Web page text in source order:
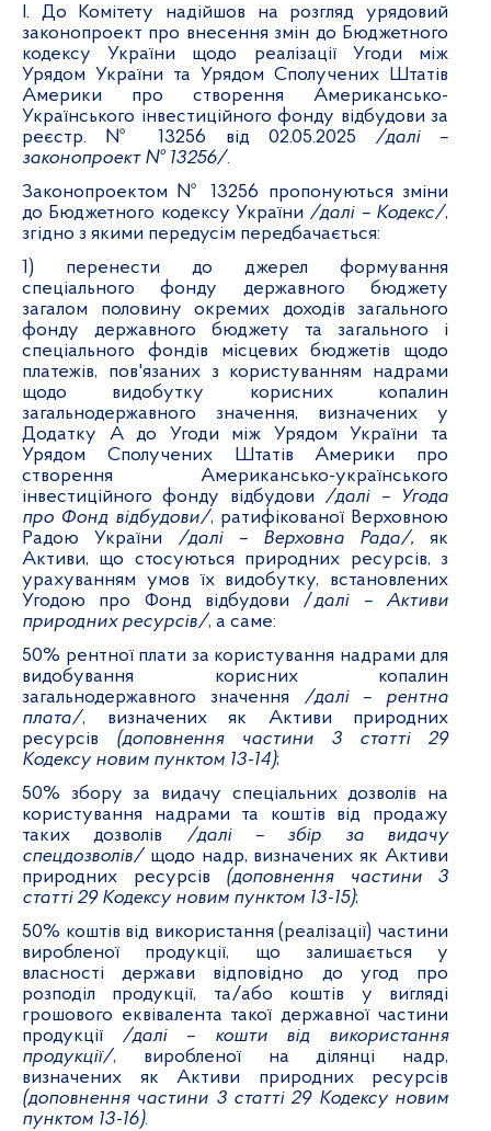
І. До Комітету надійшов на розгляд урядовий
законопроект про внесення змін до Бюджетного
кодексу України щодо реалізації Угоди між
Урядом України та Урядом Сполучених Штатів
Америки про створення Американсько-
Українського інвестиційного фонду відбудови за
реєстр.
№ 13256 від 02.05.2025 /далі –
законопроект № 13256/.
Законопроектом № 13256 пропонуються зміни
до Бюджетного кодексу України /далі – Кодекс/,
згідно з якими передусім передбачається:
1) перенести до джерел формування
спеціального фонду державного бюджету
загалом половину окремих доходів загального
фонду державного бюджету та загального і
спеціального фондів місцевих бюджетів щодо
платежів, пов'язаних з користуванням надрами
щодо видобутку корисних копалин
загальнодержавного значення, визначених у
Додатку А до Угоди між Урядом України та
Урядом Сполучених Штатів Америки про
створення Американсько-українського
інвестиційного фонду відбудови /далі – Угода
про Фонд відбудови/, ратифікованої Верховною
Радою України /далі – Верховна Рада/,як
Активи, що стосуються природних ресурсів, з
урахуванням умов їх видобутку, встановлених
Угодою про Фонд відбудови /далі – Активи
природних ресурсів/, а саме:
50% рентної плати за користування надрами для
видобування корисних копалин
загальнодержавного значення /далі – рентна
плата/, визначених як Активи природних
ресурсів (доповнення частини 3 статті 29
Кодексу новим пунктом 13-14);
50% збору за видачу спеціальних дозволів на
користування надрами та коштів від продажу
таких дозволів /далі – збір за видачу
спецдозволів/щодо надр, визначених як Активи
природних ресурсів (доповнення частини 3
статті 29 Кодексу новим пунктом 13-15);
50% коштів від використання (реалізації) частини
виробленої продукції, що залишається у
власності держави відповідно до угод про
розподіл продукції, та/або коштів у вигляді
грошового еквівалента такої державної частини
продукції /далі – кошти від використання
продукції/, виробленої на ділянці надр,
визначених як Активи природних ресурсів
(доповнення частини 3 статті 29 Кодексу новим
пунктом 13-16).